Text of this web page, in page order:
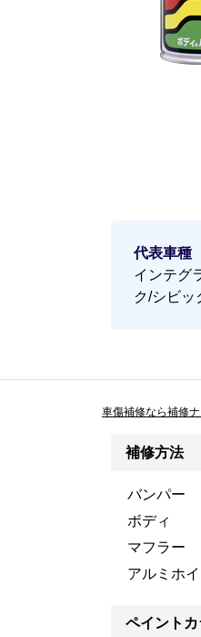
代表車種
インテグ
ク/シビッ
車傷補修なら補修ナ
補修方法
バンパー
ボディ
マフラー
アルミホ
ペイント